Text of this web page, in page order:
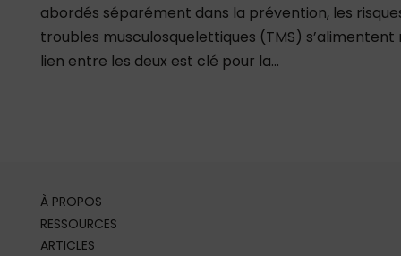
abordés séparément dans la prévention, les
troubles musculosquelettiques (TMS)
lien entre les deux est clé pour la...
À PROPOS
RESSOURCES
ARTICLES